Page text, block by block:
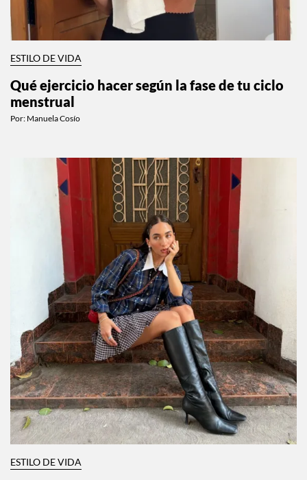
ESTILO DE VIDA
Qué ejercicio hacer según la fase de tu ciclo
menstrual
Por: Manuela Cosío
ESTILO DE VIDA